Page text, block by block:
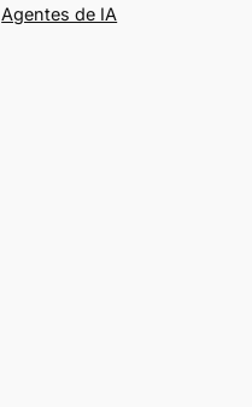
Agentes de IA